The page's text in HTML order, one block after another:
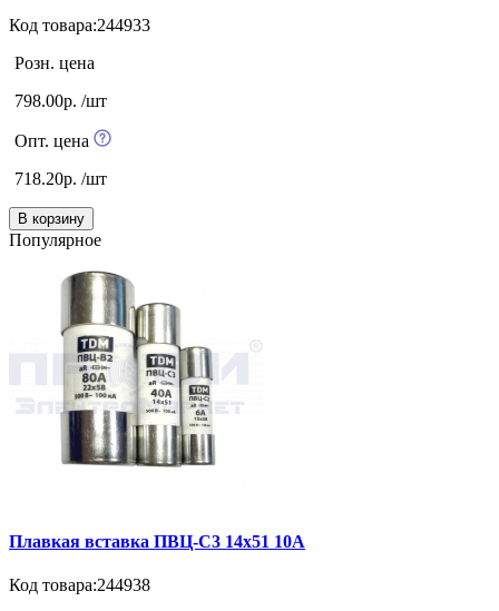
Код товара:244933
Розн. цена
798.00р. /шт
Опт. цена
718.20р. /шт
В корзину
Популярное
Плавкая вставка ПВЦ-С3 14х51 10А
Код товара:244938